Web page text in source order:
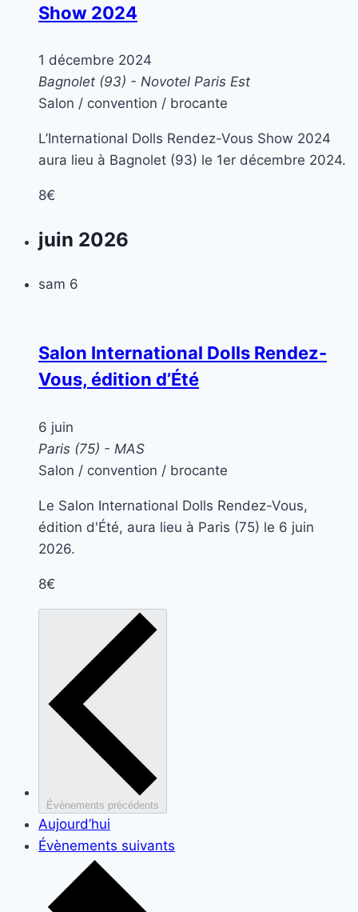
Show 2024
1 décembre 2024
Bagnolet (93) - Novotel Paris Est
Salon / convention / brocante
L’International Dolls Rendez-Vous Show 2024
aura lieu à Bagnolet (93) le 1er décembre 2024.
8€
juin 2026
sam 6
Salon International Dolls Rendez-
Vous, édition d’Été
6 juin
Paris (75) - MAS
Salon / convention / brocante
Le Salon International Dolls Rendez-Vous,
édition d'Été, aura lieu à Paris (75) le 6 juin
2026.
8€
Évènements précédents
Aujourd’hui
Évènements suivants